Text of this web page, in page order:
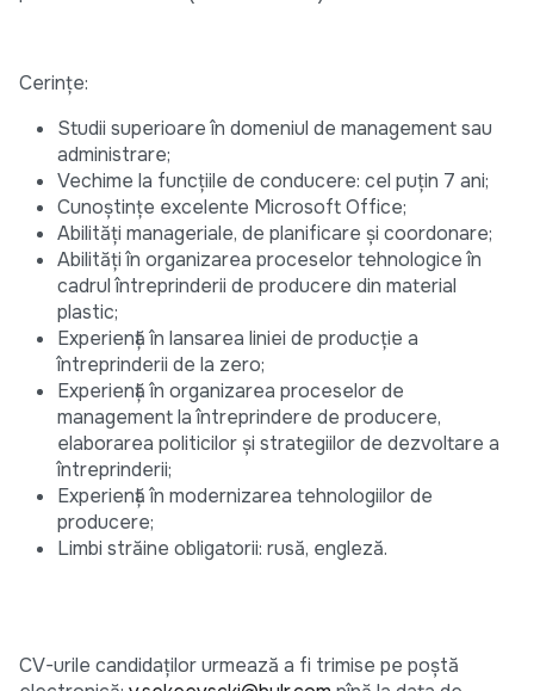
Cerinţe:
Studii superioare în domeniul de management sau
administrare;
Vechime la funcțiile de conducere: cel puțin 7 ani;
Cunoștințe excelente Microsoft Office;
Abilități manageriale, de planificare și coordonare;
Abilități în organizarea proceselor tehnologice în
cadrul întreprinderii de producere din material
plastic;
Experiență în lansarea liniei de producție a
întreprinderii de la zero;
Experiență în organizarea proceselor de
management la întreprindere de producere,
elaborarea politicilor și strategiilor de dezvoltare a
întreprinderii;
Experiență în modernizarea tehnologiilor de
producere;
Limbi străine obligatorii: rusă, engleză.
CV-urile candidaţilor urmează a fi trimise pe poştă